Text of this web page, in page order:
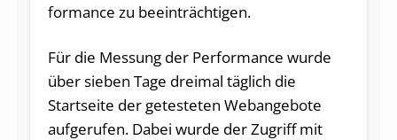
formance zu beein­trächtigen.
Für die Messung der Performance wurde
über sieben Tage dreimal täglich die
Startseite der getesteten Webangebote
aufgerufen. Dabei wurde der Zugriff mit